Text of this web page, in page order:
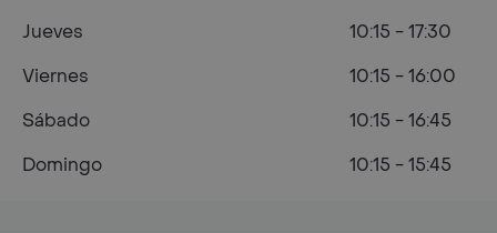
Jueves
10:15 - 17:30
Viernes
10:15 - 16:00
Sábado
10:15 - 16:45
Domingo
10:15 - 15:45